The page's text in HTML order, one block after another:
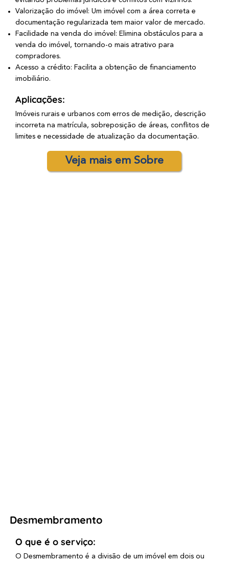
Valorização do imóvel: Um imóvel com a área correta e
documentação regularizada tem maior valor de mercado.
Facilidade na venda do imóvel: Elimina obstáculos para a
venda do imóvel, tornando-o mais atrativo para
compradores.
Acesso a crédito: Facilita a obtenção de financiamento
imobiliário.
Aplicações:
Imóveis rurais e urbanos com erros de medição, descrição
incorreta na matrícula, sobreposição de áreas, conflitos de
limites e necessidade de atualização da documentação.
Veja mais em Sobre
Desmembramento
O que é o serviço:
O Desmembramento é a divisão de um imóvel em dois ou